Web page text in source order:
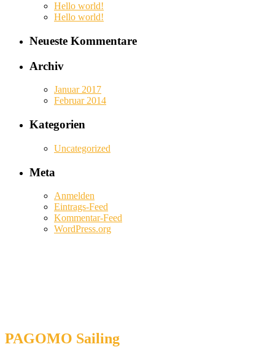
Hello world!
Hello world!
Neueste Kommentare
Archiv
Januar 2017
Februar 2014
Kategorien
Uncategorized
Meta
Anmelden
Eintrags-Feed
Kommentar-Feed
WordPress.org
PAGOMO Sailing